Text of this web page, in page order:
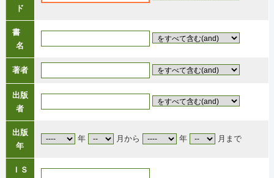
ド
書
名
著者
出版
者
出版
年
年 月から 年 月まで
ＩＳ